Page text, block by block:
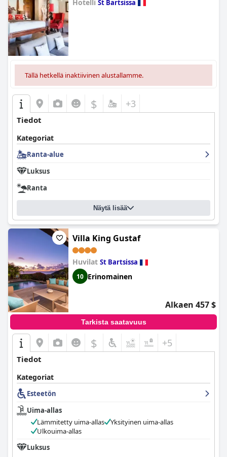
Hotelli St Bartsissa
Tällä hetkellä inaktiivinen alustallamme.
$ +3
Tiedot
Kategoriat
Ranta-alue
Luksus
Ranta
Näytä lisää
Villa King Gustaf
Huvilat St Bartsissa
10 Erinomainen
Alkaen 457 $
Tarkista saatavuus
$ +5
Tiedot
Kategoriat
Esteetön
Uima-allas
Lämmitetty uima-allas
Yksityinen uima-allas
Ulkouima-allas
Luksus